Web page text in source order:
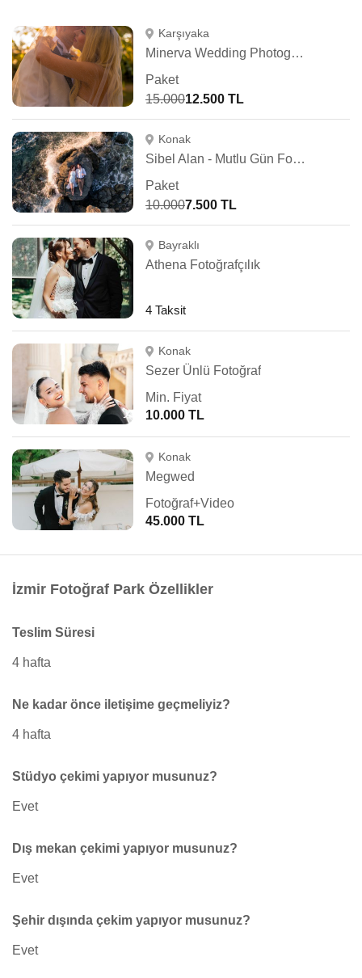
Karşıyaka
Minerva Wedding Photography
Paket
15.00012.500 TL
Konak
Sibel Alan - Mutlu Gün Fotoğrafçısı
Paket
10.0007.500 TL
Bayraklı
Athena Fotoğrafçılık
4 Taksit
Konak
Sezer Ünlü Fotoğraf
Min. Fiyat
10.000 TL
Konak
Megwed
Fotoğraf+Video
45.000 TL
İzmir Fotoğraf Park Özellikler
Teslim Süresi
4 hafta
Ne kadar önce iletişime geçmeliyiz?
4 hafta
Stüdyo çekimi yapıyor musunuz?
Evet
Dış mekan çekimi yapıyor musunuz?
Evet
Şehir dışında çekim yapıyor musunuz?
Evet